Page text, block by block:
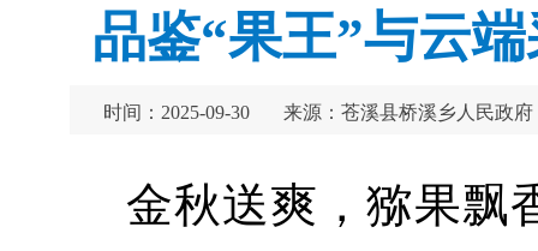
品鉴“果王”与云
时间：2025-09-30 来源：苍溪县桥溪乡人民政府
金秋送爽，猕果飘